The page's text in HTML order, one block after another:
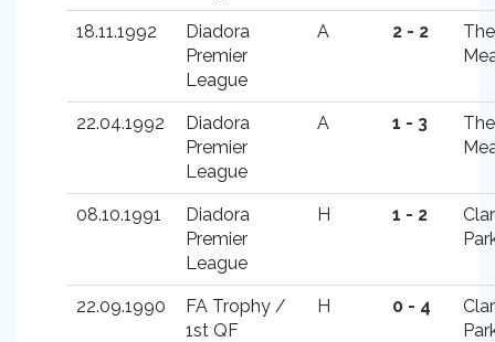
18.11.1992
Diadora
Premier
League
A 2 - 2
The
22.04.1992
Diadora
Premier
League
A 1 - 3
The
08.10.1991
Diadora
Premier
League
H 1 - 2
22.09.1990
FA Trophy /
1st QF
H 0 - 4